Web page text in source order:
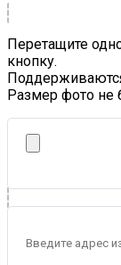
Перетащите
кнопку.
Размер фото не